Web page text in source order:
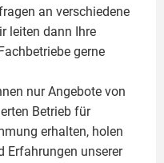
an verschiedene
leiten dann Ihre
gerne
nur Angebote von
Betrieb für
erhalten, holen
Erfahrungen unserer